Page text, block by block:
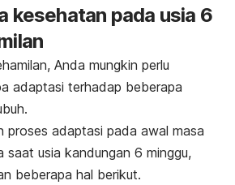
kesehatan pada usia 6
Anda mungkin perlu
adaptasi terhadap beberapa
proses adaptasi pada awal masa
saat usia kandungan 6 minggu,
beberapa hal berikut.